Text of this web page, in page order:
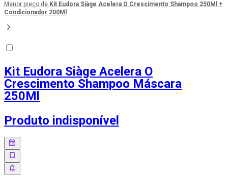
Menor preço de Kit Eudora Siàge Acelera O Crescimento Shampoo 250Ml +
Condicionador 200Ml
Kit Eudora Siàge Acelera O
Crescimento Shampoo Máscara
250Ml
Produto indisponível